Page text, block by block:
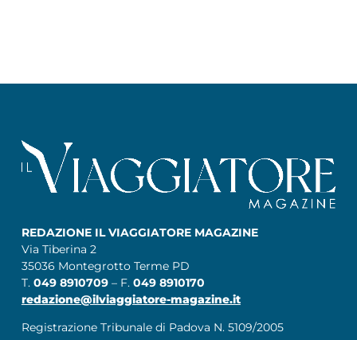
REDAZIONE IL VIAGGIATORE MAGAZINE
Via Tiberina 2
35036 Montegrotto Terme PD
T. 049 8910709 – F. 049 8910170
redazione@ilviaggiatore-magazine.it
Registrazione Tribunale di Padova N. 5109/2005